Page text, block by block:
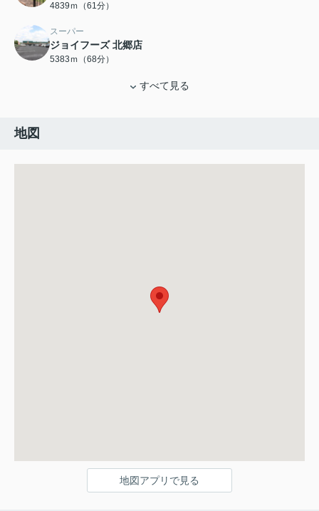
4839ｍ（61分）
スーパー
ジョイフーズ 北郷店
5383ｍ（68分）
すべて見る
地図
地図アプリで見る